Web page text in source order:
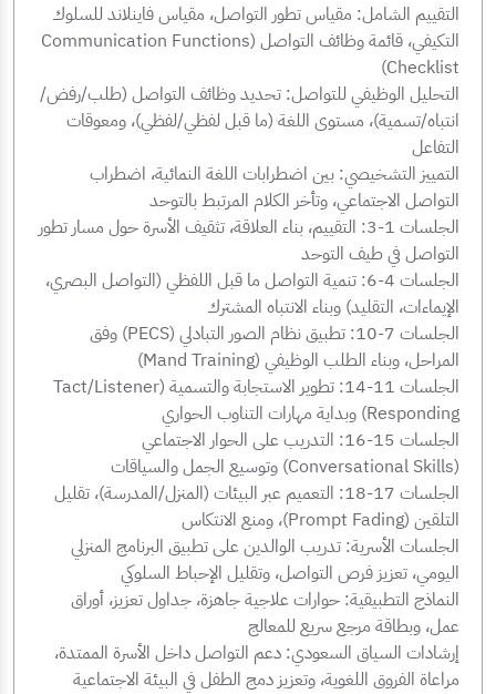
التقييم الشامل: مقياس تطور التواصل، مقياس فاينلاند للسلوك
التكيفي، قائمة وظائف التواصل (Communication Functions
Checklist)
التحليل الوظيفي للتواصل: تحديد وظائف التواصل (طلب/رفض/
انتباه/تسمية)، مستوى اللغة (ما قبل لفظي/لفظي)، ومعوقات
التفاعل
التمييز التشخيصي: بين اضطرابات اللغة النمائية، اضطراب
التواصل الاجتماعي، وتأخر الكلام المرتبط بالتوحد
الجلسات 1-3: التقييم، بناء العلاقة، تثقيف الأسرة حول مسار تطور
التواصل في طيف التوحد
الجلسات 4-6: تنمية التواصل ما قبل اللفظي (التواصل البصري،
الإيماءات، التقليد) وبناء الانتباه المشترك
الجلسات 7-10: تطبيق نظام الصور التبادلي (PECS) وفق
المراحل، وبناء الطلب الوظيفي (Mand Training)
الجلسات 11-14: تطوير الاستجابة والتسمية (Tact/Listener
Responding) وبداية مهارات التناوب الحواري
الجلسات 15-16: التدريب على الحوار الاجتماعي
(Conversational Skills) وتوسيع الجمل والسياقات
الجلسات 17-18: التعميم عبر البيئات (المنزل/المدرسة)، تقليل
التلقين (Prompt Fading)، ومنع الانتكاس
الجلسات الأسرية: تدريب الوالدين على تطبيق البرنامج المنزلي
اليومي، تعزيز فرص التواصل، وتقليل الإحباط السلوكي
النماذج التطبيقية: حوارات علاجية جاهزة، جداول تعزيز، أوراق
عمل، وبطاقة مرجع سريع للمعالج
إرشادات السياق السعودي: دعم التواصل داخل الأسرة الممتدة،
مراعاة الفروق اللغوية، وتعزيز دمج الطفل في البيئة الاجتماعية